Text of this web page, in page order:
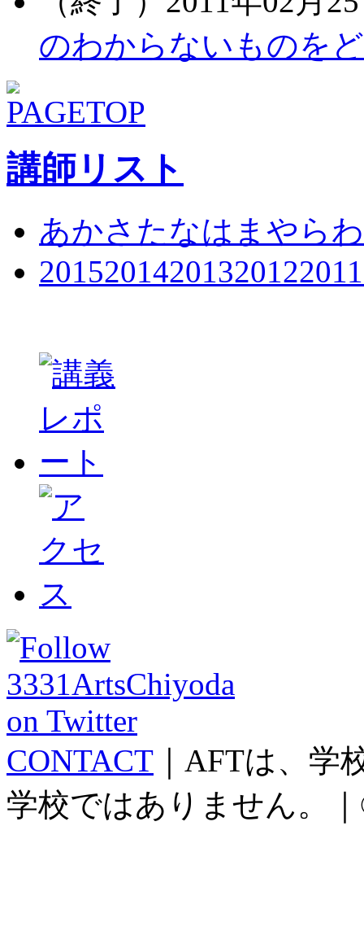
のわからないものを
講師リスト
あかさ たなは ま や らわ
20152014201320122011
CONTACT ｜AFTは、
学校ではありません。